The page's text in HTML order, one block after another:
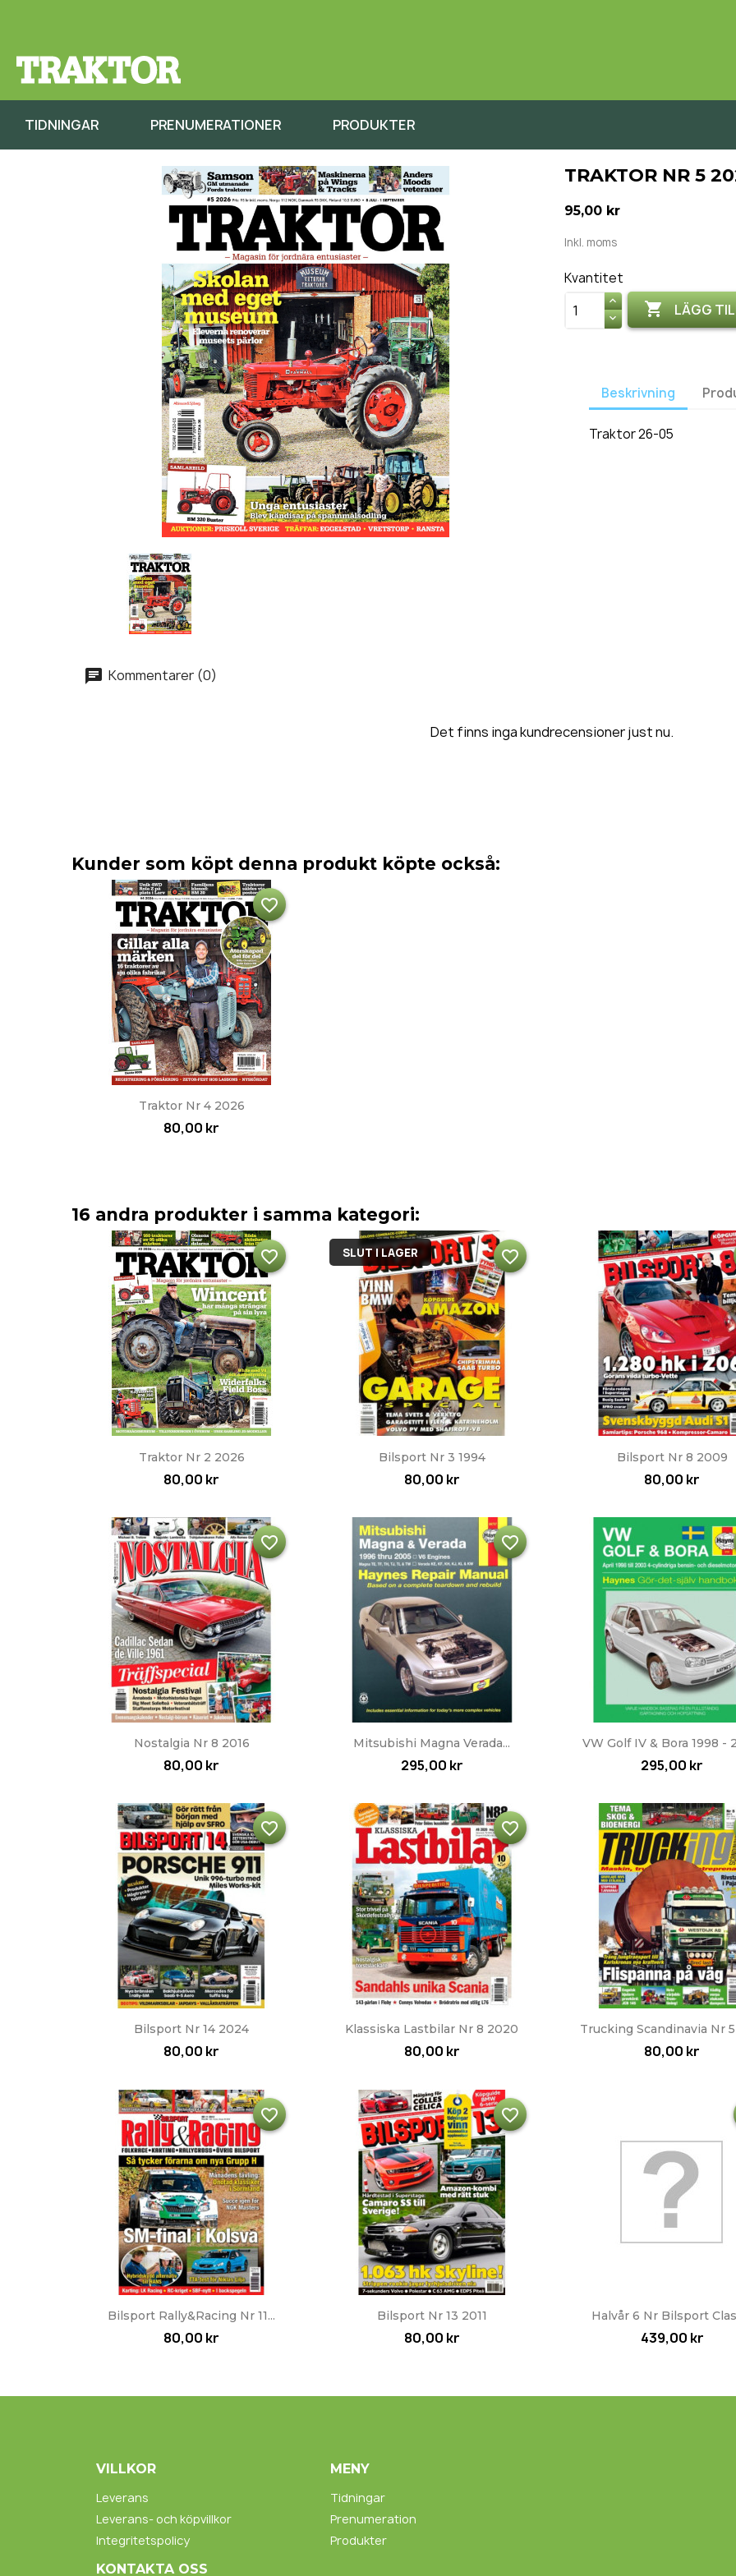
TIDNINGAR PRENUMERATIONER PRODUKTER
TRAKTOR NR 5
95,00 kr
Inkl. moms
Kvantitet
 LÄGG
Beskrivning
Traktor 26-05
Kommentarer (0)
Det finns inga kundrecensioner just nu.
Kunder som köpt denna produkt köpte också:
Snabbvy
Traktor Nr 4 2026
80,00 kr
favorite_border
16 andra produkter i samma kategori:
Snabbvy
Traktor Nr 2 2026
80,00 kr
favorite_border
Snabbvy
Bilsport Nr 3 1994
80,00 kr
SLUT I LAGER favorite_border
Snabbvy
Bilsport Nr 8 2009
80,00 kr
Snabbvy
Nostalgia Nr 8 2016
80,00 kr
favorite_border
Snabbvy
Mitsubishi Magna Verada...
295,00 kr
favorite_border
Snabbvy
VW Golf IV & Bora 1998 -
295,00 kr
Snabbvy
Bilsport Nr 14 2024
80,00 kr
favorite_border
Snabbvy
Klassiska Lastbilar Nr 8 2020
80,00 kr
favorite_border
Snabbvy
Trucking Scandinavia Nr 5
80,00 kr
Snabbvy
Bilsport Rally&Racing Nr 11...
80,00 kr
favorite_border
Snabbvy
Bilsport Nr 13 2011
80,00 kr
favorite_border
Snabbvy
Halvår 6 Nr Bilsport
439,00 kr
VILLKOR
Leverans
Leverans- och köpvillkor
Integritetspolicy
MENY
Tidningar
Prenumeration
Produkter
KONTAKTA OSS